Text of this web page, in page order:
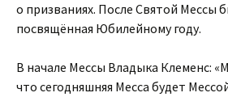
о призваниях. После Святой Мессы
посвящённая Юбилейному году.
В начале Мессы Владыка Клеменс:
что сегодняшняя Месса будет